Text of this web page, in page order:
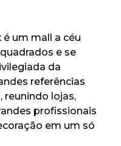
é um mall a céu
e se
da
referências
reunindo lojas,
profissionais
em um só